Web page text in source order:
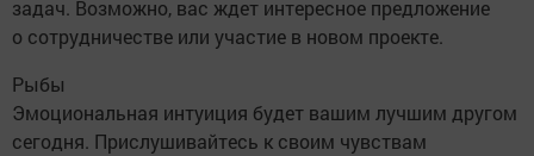
задач. Возможно, вас ждет интересное предложение
о сотрудничестве или участие в новом проекте.
Рыбы
Эмоциональная интуиция будет вашим лучшим другом
сегодня. Прислушивайтесь к своим чувствам